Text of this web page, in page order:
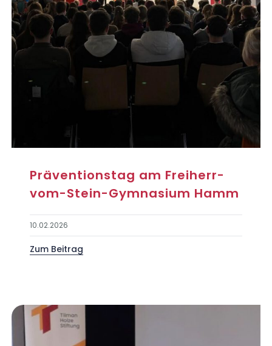
Präventionstag am Freiherr-
vom-Stein-Gymnasium Hamm
10.02.2026
Zum Beitrag